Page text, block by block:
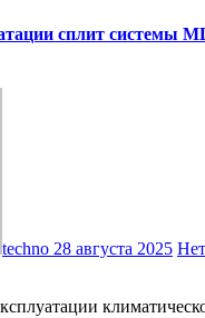
сплит системы
techno 28 августа 2025 Нет